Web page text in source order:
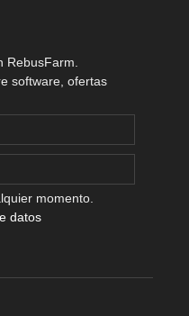
RebusFarm.
software, ofertas
momento.
datos